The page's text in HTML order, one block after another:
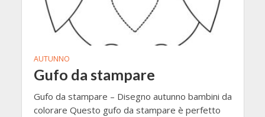
AUTUNNO
Gufo da stampare
Gufo da stampare – Disegno autunno bambini da
colorare Questo gufo da stampare è perfetto